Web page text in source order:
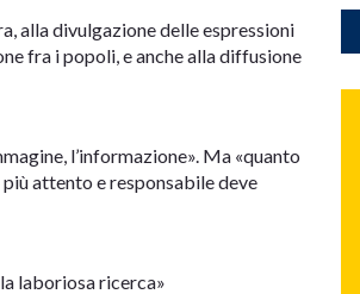
alla divulgazione delle espressioni
fra i popoli, e anche alla diffusione
l’informazione». Ma «quanto
attento e responsabile deve
laboriosa ricerca»